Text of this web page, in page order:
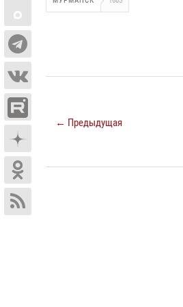
← Предыдущая